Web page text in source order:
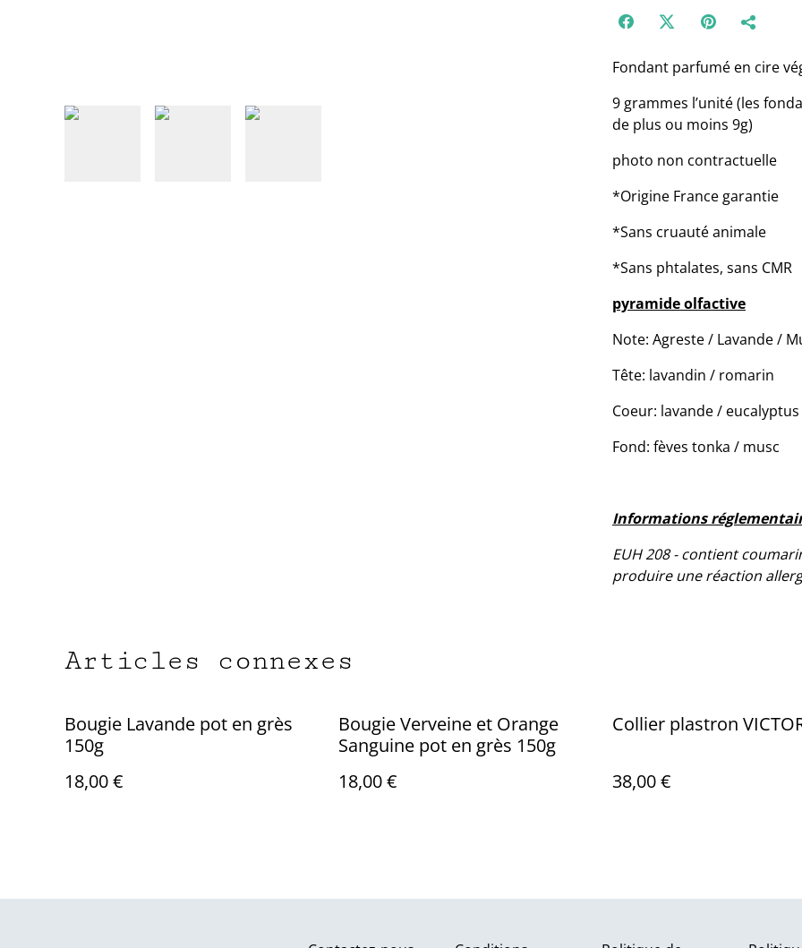
Fondant parfumé en cire
9 grammes l’unité (les
de plus ou moins 9g)
photo non contractuelle
*Origine France garantie
*Sans cruauté animale
*Sans phtalates, sans CMR
pyramide olfactive
Note: Agreste / Lavande /
Tête: lavandin / romarin
Coeur: lavande / eucalyptus
Fond: fèves tonka / musc
Informations
EUH 208 - contient
produire une réaction
Articles connexes
Bougie Lavande pot en grès
150g
18,00 €
Bougie Verveine et Orange
Sanguine pot en grès 150g
18,00 €
Collier plastron
38,00 €